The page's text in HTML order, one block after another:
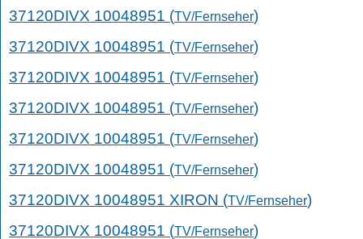
37120DIVX 10048951 (TV/Fernseher)
37120DIVX 10048951 (TV/Fernseher)
37120DIVX 10048951 (TV/Fernseher)
37120DIVX 10048951 (TV/Fernseher)
37120DIVX 10048951 (TV/Fernseher)
37120DIVX 10048951 (TV/Fernseher)
37120DIVX 10048951 XIRON (TV/Fernseher)
37120DIVX 10048951 (TV/Fernseher)